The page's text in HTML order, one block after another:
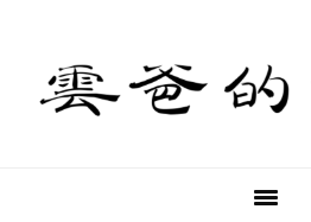
primary
navigation
content
primary
sidebar